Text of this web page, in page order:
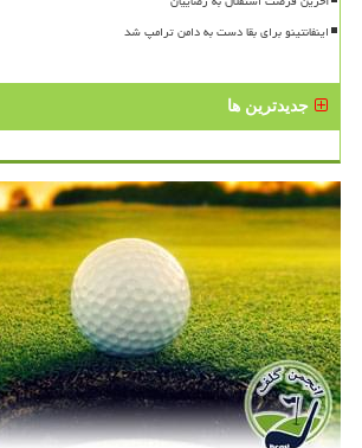
اینفانتینو برای بقا دست به دامن ترامپ شد
جدیدترین ها